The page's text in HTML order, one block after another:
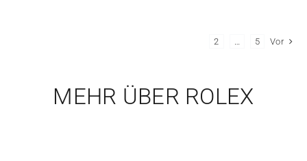
2 … 5 Vor
MEHR ÜBER ROLEX